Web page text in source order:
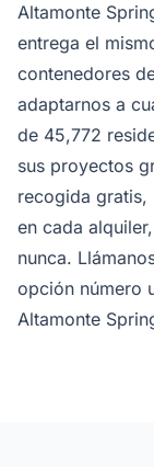
Altamonte
entrega el
contenedores
adaptarnos a
de 45,772
sus proyectos
recogida gratis,
en cada
nunca.
opción número
Altamonte